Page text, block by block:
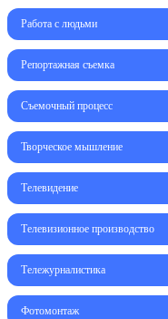
Работа с людьми
Репортажная съемка
Съемочный процесс
Творческое мышление
Телевидение
Телевизионное производство
Тележурналистика
Фотомонтаж